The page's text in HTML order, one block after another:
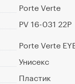
Porte Verte
PV 16-031 22P
Porte Verte
Унисекс
Пластик